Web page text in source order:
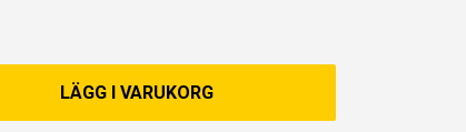
LÄGG I VARUKORG